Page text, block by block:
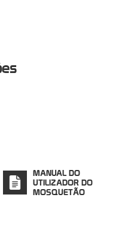
MANUAL DO
UTILIZADOR DO
MOSQUETÃO